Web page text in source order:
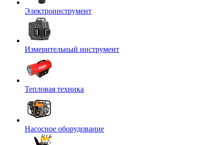
Электроинструмент
Измерительный инструмент
Тепловая техника
Насосное оборудование